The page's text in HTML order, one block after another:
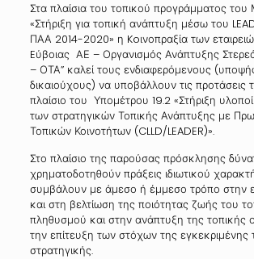
Στα πλαίσια του τοπικού προγράμματος του
«Στήριξη για τοπική ανάπτυξη μέσω του
ΠΑΑ 2014-2020» η Koινοπραξία των
Eύβοιας ΑΕ – Οργανισμός Ανάπτυξης
– ΟΤΑ” καλεί τους ενδιαφερόμενους
δικαιούχους) να υποβάλλουν τις προτάσεις
πλαίσιο του Υπομέτρου 19.2 «Στήριξη
των στρατηγικών Τοπικής Ανάπτυξης με
Τοπικών Κοινοτήτων (CLLD/LEADER)».
Στο πλαίσιο της παρούσας πρόσκλησης
χρηματοδοτηθούν πράξεις ιδιωτικού
συμβάλουν με άμεσο ή έμμεσο τρόπο στην
και στη βελτίωση της ποιότητας ζωής του
πληθυσμού και στην ανάπτυξη της τοπικής
την επίτευξη των στόχων της εγκεκριμένης
στρατηγικής.